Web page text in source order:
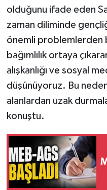
olduğunu ifade eden
zaman diliminde
önemli problemlerden
bağımlılık ortaya
alışkanlığı ve sosyal
düşünüyoruz. Bu
alanlardan uzak
konuştu.